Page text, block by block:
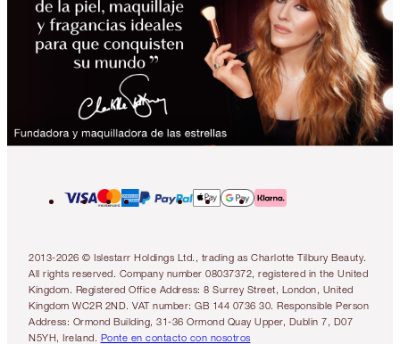
2013-2026 © Islestarr Holdings Ltd., trading as Charlotte Tilbury Beauty.
All rights reserved. Company number 08037372, registered in the United
Kingdom. Registered Office Address: 8 Surrey Street, London, United
Kingdom WC2R 2ND. VAT number: GB 144 0736 30. Responsible Person
Address: Ormond Building, 31-36 Ormond Quay Upper, Dublin 7, D07
N5YH, Ireland. Ponte en contacto con nosotros